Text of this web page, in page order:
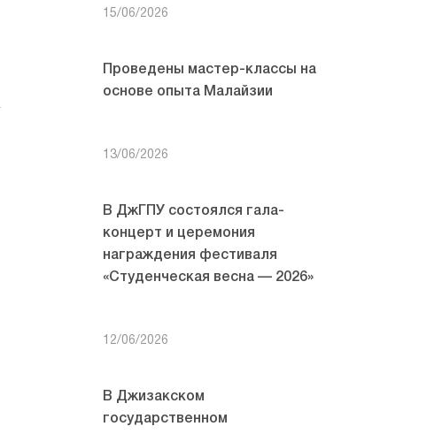
15/06/2026
Проведены мастер-классы на
основе опыта Малайзии
13/06/2026
В ДжГПУ состоялся гала-
концерт и церемония
награждения фестиваля
«Студенческая весна — 2026»
12/06/2026
В Джизакском
государственном